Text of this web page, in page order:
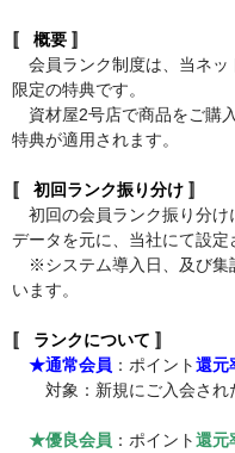
〚 概要 〛
会員ランク制度は、当ネッ
限定の特典です。
資材屋2号店で商品をご購
特典が適用されます。
〚 初回ランク振り分け 〛
初回の会員ランク振り分け
データを元に、当社にて設定
※システム導入日、及び集
います。
〚 ランクについて 〛
★通常会員 ：ポイント還元
対象：新規にご入会され
★優良会員 ：ポイント還元